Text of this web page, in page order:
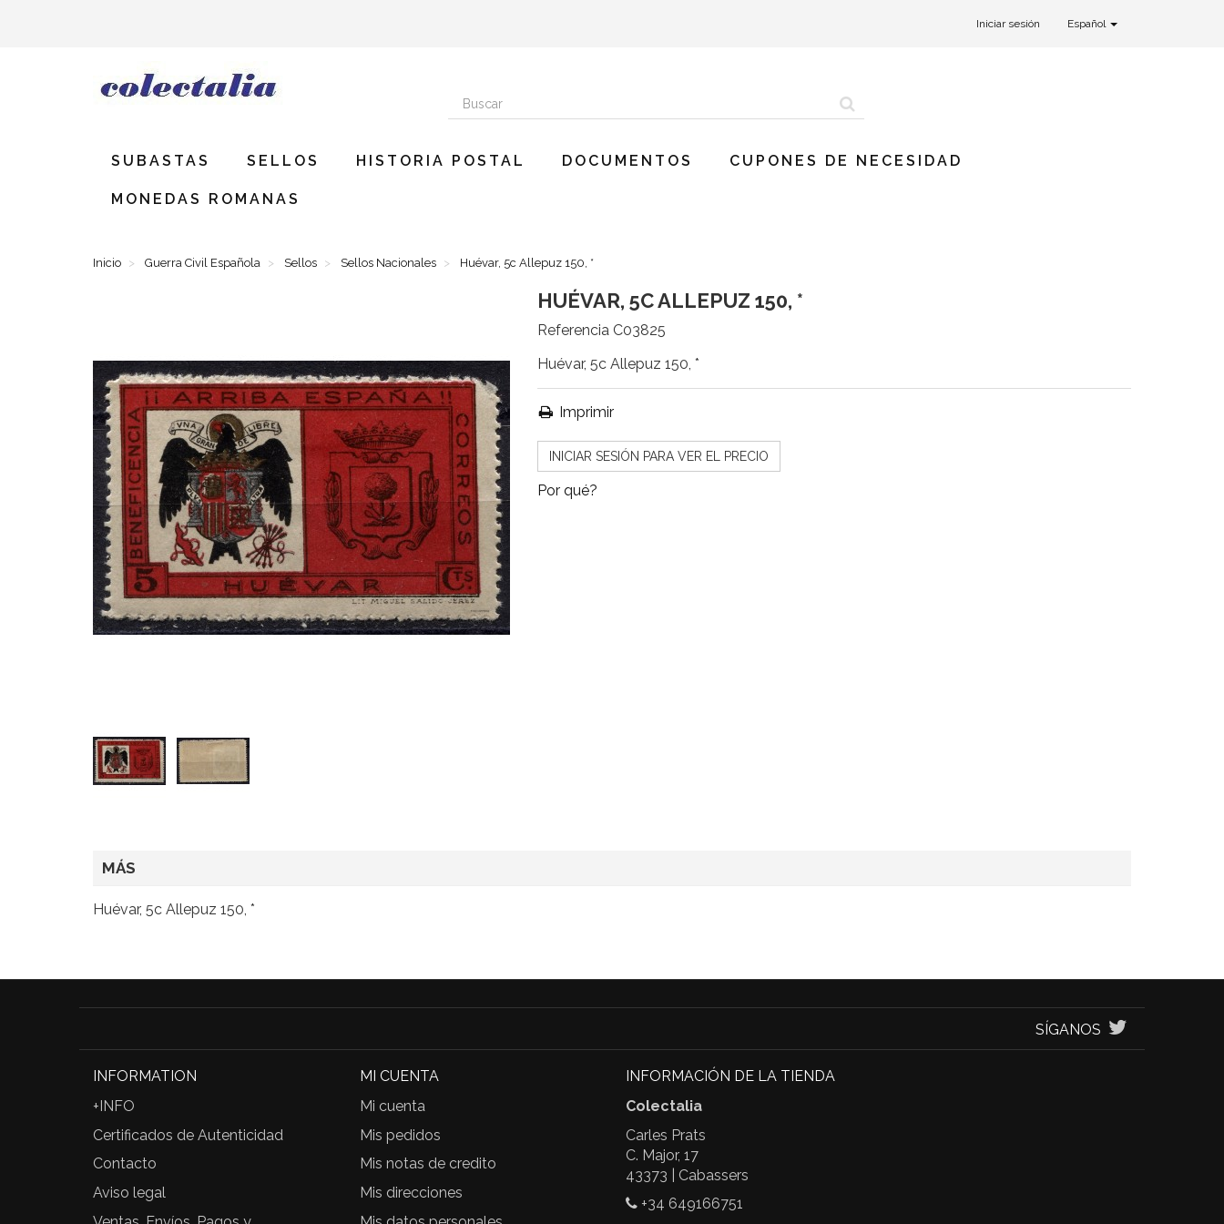
Iniciar sesión Español
SUBASTAS SELLOS HISTORIA POSTAL DOCUMENTOS CUPONES DE NECESIDAD
MONEDAS ROMANAS
Inicio Guerra Civil Española Sellos Sellos Nacionales Huévar, 5c Allepuz 150, *
HUÉVAR, 5C ALLEPUZ 150, *
Referencia C03825
Huévar, 5c Allepuz 150, *
Imprimir
INICIAR SESIÓN PARA VER EL PRECIO
Por qué?
MÁS
Huévar, 5c Allepuz 150, *
SÍGANOS
INFORMATION
+INFO
Certificados de Autenticidad
Contacto
Aviso legal
MI CUENTA
Mi cuenta
Mis pedidos
Mis notas de credito
Mis direcciones
INFORMACIÓN DE LA TIENDA
Colectalia
Carles Prats
C. Major, 17
43373 | Cabassers
+34 649166751